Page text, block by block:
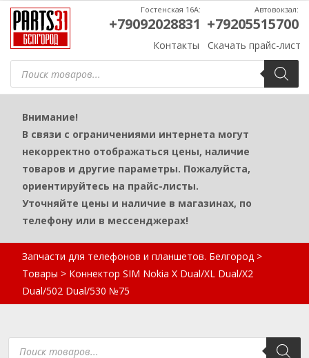
Поиск
товаров
Контакты Скачать прайс-лист
Гостенская 16А:
+79092028831
Автовокзал:
+79205515700
Внимание!
В связи с ограничениями интернета могут
некорректно отображаться цены, наличие
товаров и другие параметры. Пожалуйста,
ориентируйтесь на прайс-листы.
Уточняйте цены и наличие в магазинах, по
телефону или в мессенджерах!
Запчасти для телефонов и планшетов. Белгород >
Товары > Коннектор SIM Nokia X Dual/XL Dual/X2
Dual/502 Dual/530 №75
Поиск
товаров